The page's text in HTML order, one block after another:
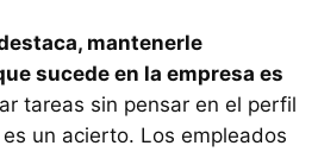
mantenerle
sucede en la empresa es
tareas sin pensar en el perfil
un acierto. Los empleados